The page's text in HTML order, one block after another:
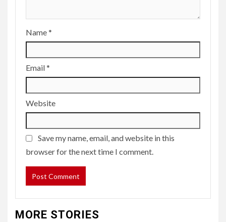
Name*
Email*
Website
Save my name, email, and website in this
browser for the next time I comment.
MORE STORIES